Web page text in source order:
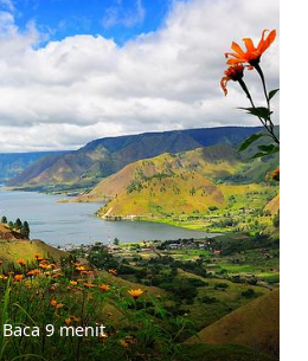
Baca 9 menit